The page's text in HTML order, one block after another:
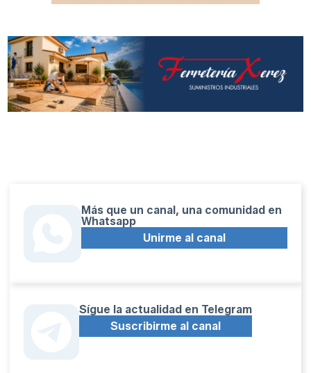
Más que un canal, una comunidad en
Whatsapp
Unirme al canal
Sígue la actualidad en Telegram
Suscribirme al canal